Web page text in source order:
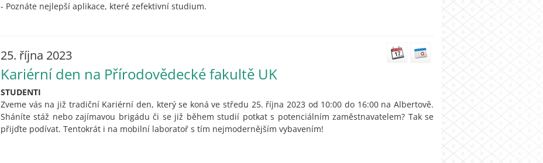
- Poznáte nejlepší aplikace, které zefektivní studium.
25. října 2023
Kariérní den na Přírodovědecké fakultě UK
STUDENTI
Zveme vás na již tradiční Kariérní den, který se koná ve středu 25. října 2023 od 10:00 do 16:00 na Albertově.
Sháníte stáž nebo zajímavou brigádu či se již během studií potkat s potenciálním zaměstnavatelem? Tak se
přijďte podívat. Tentokrát i na mobilní laboratoř s tím nejmodernějším vybavením!